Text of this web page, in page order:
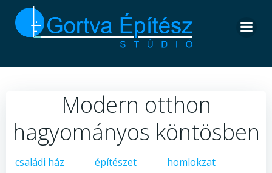
to
content
Modern otthon
hagyományos köntösben
családi ház építészet
homlokzat